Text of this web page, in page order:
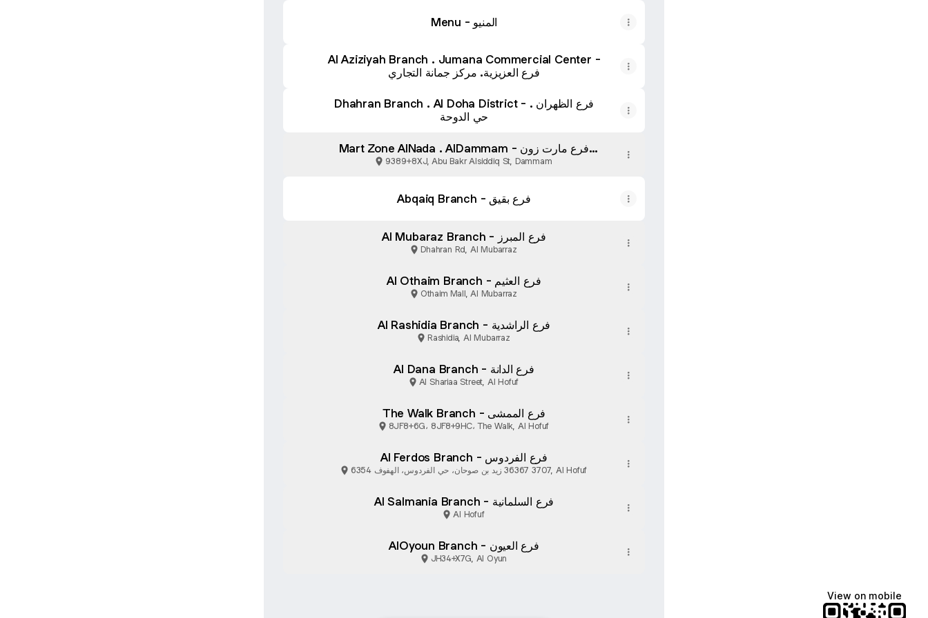
Menu - المنيو
Al Aziziyah Branch . Jumana Commercial Center -
فرع العزيزية. مركز جمانة التجاري
Dhahran Branch . Al Doha District - فرع الظهران .
حي الدوحة
Mart Zone AlNada . AlDammam - فرع مارت زون
الندى . الدمام
9389+8XJ, Abu Bakr Alsiddiq St, Dammam
Abqaiq Branch - فرع بقيق
Al Mubaraz Branch - فرع المبرز
Dhahran Rd, Al Mubarraz
Al Othaim Branch - فرع العثيم
Othaim Mall, Al Mubarraz
Al Rashidia Branch - فرع الراشدية
Rashidia, Al Mubarraz
Al Dana Branch - فرع الدانة
Al Shariaa Street, Al Hofuf
The Walk Branch - فرع الممشى
8JF8+6G، 8JF8+9HC، The Walk, Al Hofuf
Al Ferdos Branch - فرع الفردوس
6354 زيد بن صوحان، حي الفردوس، الهفوف‎ 36367 3707, Al Hofuf
Al Salmania Branch - فرع السلمانية
Al Hofuf
AlOyoun Branch - فرع العيون
JH34+X7G, Al Oyun
View on mobile